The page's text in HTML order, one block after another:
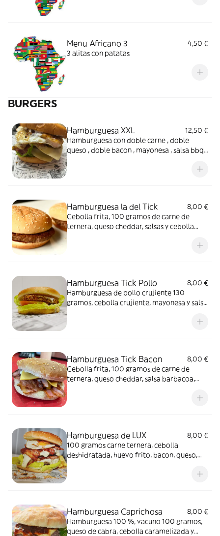
Menu Africano 3
4,50 €
3 alitas con patatas
BURGERS
Hamburguesa XXL
12,50 €
Hamburguesa con doble carne , doble
queso , doble bacon , mayonesa , salsa bbq ,
Hamburguesa la del Tick
8,00 €
Cebolla frita, 100 gramos de carne de
ternera, queso cheddar, salsas y cebolla
Hamburguesa Tick Pollo
8,00 €
Hamburguesa de pollo crujiente 130
gramos, cebolla crujiente, mayonesa y salsa
Hamburguesa Tick Bacon
8,00 €
Cebolla frita, 100 gramos de carne de
ternera, queso cheddar, salsa barbacoa,
Hamburguesa de LUX
8,00 €
100 gramos carne ternera, cebolla
deshidratada, huevo frito, bacon, queso,
Hamburguesa Caprichosa
8,00 €
Hamburguesa 100 %, vacuno 100 gramos,
queso de cabra, cebolla caramelizada y